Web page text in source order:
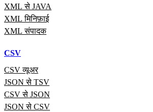
XML से JAVA
XML मिनिफ़ाई
XML संपादक
CSV
CSV व्यूअर
JSON से TSV
CSV से JSON
JSON से CSV